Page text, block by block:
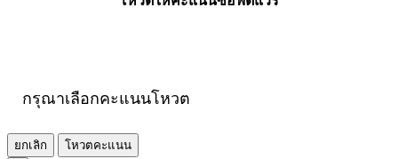
กรุณาเลือกคะแนนโหวต
ยกเลิก
โหวตคะแนน